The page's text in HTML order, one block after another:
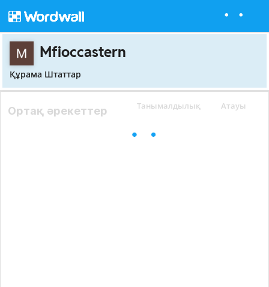
Mfioccastern
Құрама Штаттар
Танымалдылық Атауы
Ортақ әрекеттер